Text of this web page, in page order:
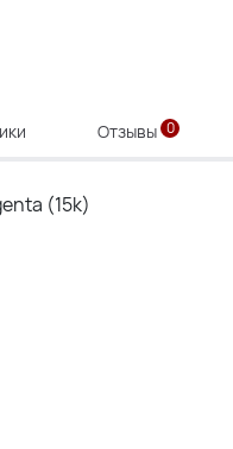
Отзывы 0
(15k)